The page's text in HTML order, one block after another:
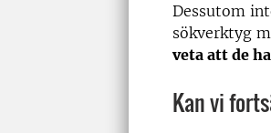
Dessutom
sökverktyg
veta att de
Kan vi